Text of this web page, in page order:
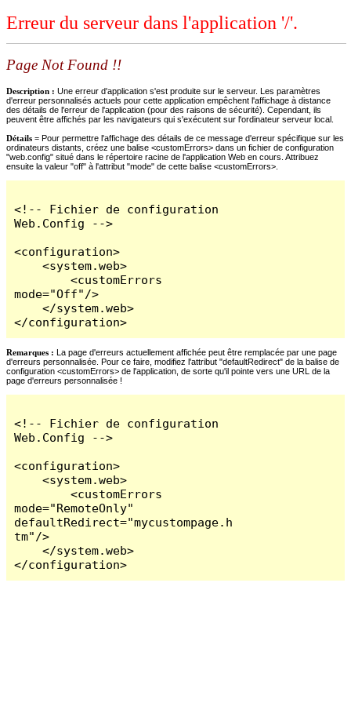
Erreur du serveur dans l'application '/'.
Page Not Found !!
Description : Une erreur d'application s'est produite sur le serveur. Les paramètres
d'erreur personnalisés actuels pour cette application empêchent l'affichage à distance
des détails de l'erreur de l'application (pour des raisons de sécurité). Cependant, ils
peuvent être affichés par les navigateurs qui s'exécutent sur l'ordinateur serveur local.
Détails = Pour permettre l'affichage des détails de ce message d'erreur spécifique sur les
ordinateurs distants, créez une balise <customErrors> dans un fichier de configuration
"web.config" situé dans le répertoire racine de l'application Web en cours. Attribuez
ensuite la valeur "off" à l'attribut "mode" de cette balise <customErrors>.
<!-- Fichier de configuration
Web.Config -->
<configuration>
    <system.web>
        <customErrors
mode="Off"/>
    </system.web>
</configuration>
Remarques : La page d'erreurs actuellement affichée peut être remplacée par une page
d'erreurs personnalisée. Pour ce faire, modifiez l'attribut "defaultRedirect" de la balise de
configuration <customErrors> de l'application, de sorte qu'il pointe vers une URL de la
page d'erreurs personnalisée !
<!-- Fichier de configuration
Web.Config -->
<configuration>
    <system.web>
        <customErrors
mode="RemoteOnly"
defaultRedirect="mycustompage.h
tm"/>
    </system.web>
</configuration>